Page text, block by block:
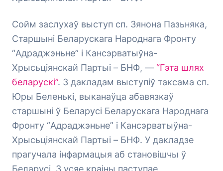
Сойм заслухаў выступ сп. Зянона Пазьняка,
Старшыні Беларускага Народнага Фронту
“Адраджэньне” і Кансэрватыўна-
Хрысьціянскай Партыі – БНФ, — “Гэта шлях
беларускі”. З дакладам выступіў таксама сп.
Юры Беленькі, выканаўца абавязкаў
старшыні ў Беларусі Беларускага Народнага
Фронту “Адраджэньне” і Кансэрватыўна-
Хрысьціянскай Партыі – БНФ. У дакладзе
прагучала інфармацыя аб становішчы ў
Беларусі. З усяе краіны паступае